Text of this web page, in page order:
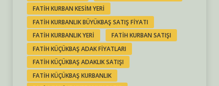
FATIH KURBAN KESIM YERI
FATIH KURBANLIK BÜYÜKBAŞ SATIŞ FIYATI
FATIH KURBANLIK YERI
FATIH KURBAN SATIŞI
FATIH KÜÇÜKBAŞ ADAK FIYATLARI
FATIH KÜÇÜKBAŞ ADAKLIK SATIŞI
FATIH KÜÇÜKBAŞ KURBANLIK